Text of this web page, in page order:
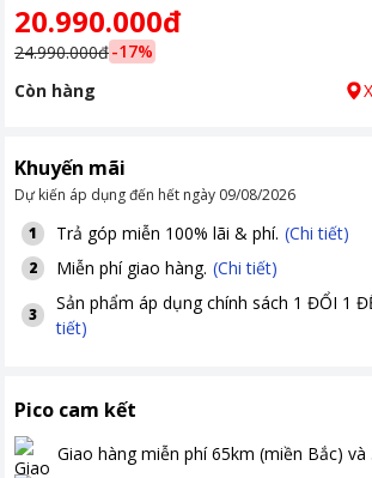
20.990.000đ
24.990.000đ-17%
Còn hàng
Khuyến mãi
Dự kiến áp dụng đến hết ngày 09/08/2026
1
Trả góp miễn 100% lãi & phí. (Chi tiết)
2 Miễn phí giao hàng. (Chi tiết)
3
Sản phẩm áp dụng chính sách 1 ĐỔI 1
tiết)
Pico cam kết
Giao hàng miễn phí 65km (miền Bắc) và